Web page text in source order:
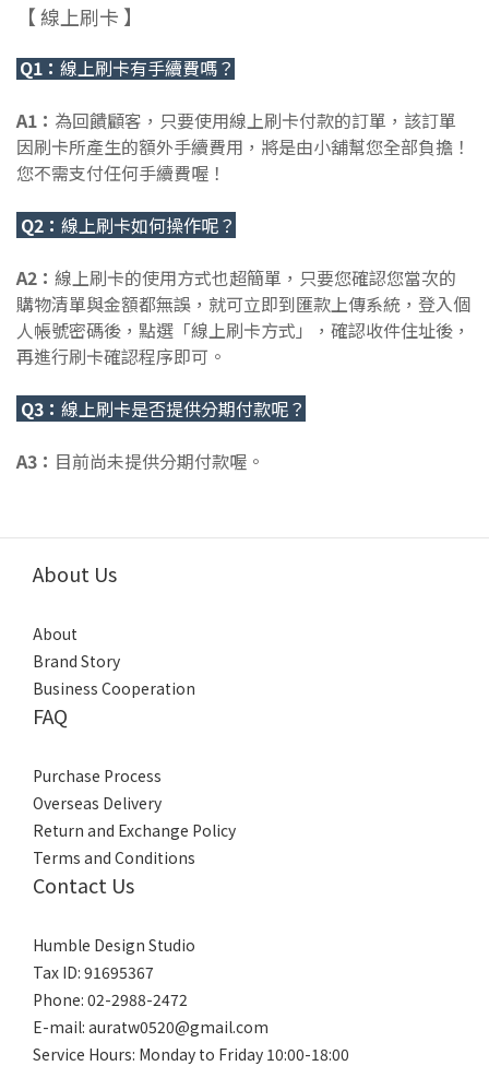
【 線上刷卡 】
Q1： 線上刷卡有手續費嗎？
A1： 為回饋顧客，只要使用線上刷卡付款的訂單，該訂單
因刷卡所產生的額外手續費用，將是由小舖幫您全部負擔！
您不需支付任何手續費喔！
Q2： 線上刷卡如何操作呢？
A2： 線上刷卡的使用方式也超簡單，只要您確認您當次的
購物清單與金額都無誤，就可立即到匯款上傳系統，登入個
人帳號密碼後，點選「線上刷卡方式」，確認收件住址後，
再進行刷卡確認程序即可。
Q3： 線上刷卡是否提供分期付款呢？
A3： 目前尚未提供分期付款喔。
About Us
About
Brand Story
Business Cooperation
FAQ
Purchase Process
Overseas Delivery
Return and Exchange Policy
Terms and Conditions
Contact Us
Humble Design Studio
Tax ID: 91695367
Phone: 02-2988-2472
E-mail: auratw0520@gmail.com
Service Hours: Monday to Friday 10:00-18:00